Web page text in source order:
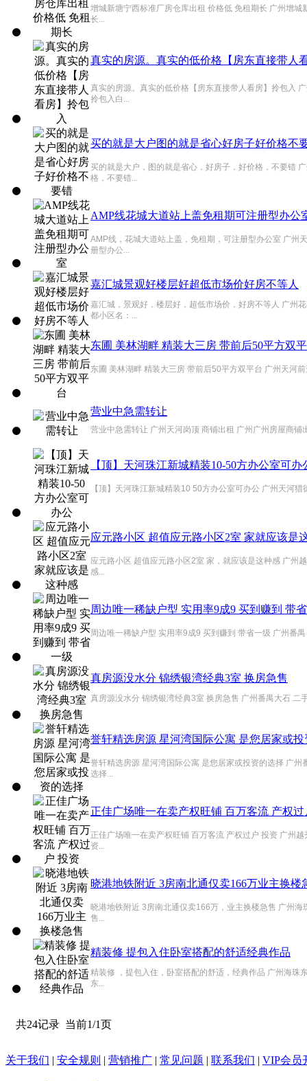
增城新塘宁西标准厂房仓库出租 价格低 免租期长 广州增
长...
真实的房源。真实的低价格【房东直接带人
真实的房源。真实的低价格【房东直接带人看房】拎包入
拎包入白...
买的就是大户图的就是省心好房子好价格不
买的就是大户，图的就是省心，好房子，好价格，不要错
格，不要错...
AMP线花城大道站上盖免租期可注册型办公
AMP线，花城大道站上盖，免租期，可注册型办公室 广州
册型办公...
嘉汇城景观好楼层好超低市场价好房不等人
嘉汇城，景观好，楼层好，超低市场价，好房不等人 广州
都小区名：...
东圃 美林湖畔 精装大三房 带前后50平方双
东圃 美林湖畔 精装大三房 带前后50平方双平台 广州天河
营业中急需转让
营业中急需转让 广州天河岗顶 商铺出租 广州广州房屋商
【顶】天河珠江新城精装10-50方办公室可办
【顶】天河珠江新城精装10 50方办公室可办公 广州天河
应元路小区 超值应元路小区2室 家就应该是
应元路小区 超值应元路小区2室 家，就应该是这种感 广州
感...
周边唯一稀缺户型 实用率9成9 买到赚到 带
周边唯一稀缺户型 实用率9成9 买到赚到 带省一级 广州番
真房源没水分 锦绣银湾经典3室 换房急售
真房源没水分 锦绣银湾经典3室 换房急售 广州番禺大石
誉轩精选房源 星河湾国际公寓 是您居家或
誉轩精选房源 星河湾国际公寓 是您居家或投资的选择 广
选择...
正佳广场唯一在卖产权旺铺 百万客流 产权过
正佳广场唯一在卖产权旺铺 百万客流 产权过户 投资 广州
资...
晓港地铁附近 3房南北通仅卖166万业主换楼
晓港地铁附近 3房南北通仅卖166万，业主换楼急售 广州
售...
精装修 提包入住卧室搭配的舒适经典作品
精装修 ，提包入住，卧室搭配的舒适，经典作品 广州海珠
东...
共24记录 当前1/1页
关于我们 | 安全规则 | 营销推广 | 常见问题 | 联系我们 | VIP会员